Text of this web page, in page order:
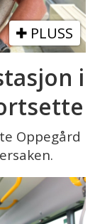
PLUSS
i
Oppegård